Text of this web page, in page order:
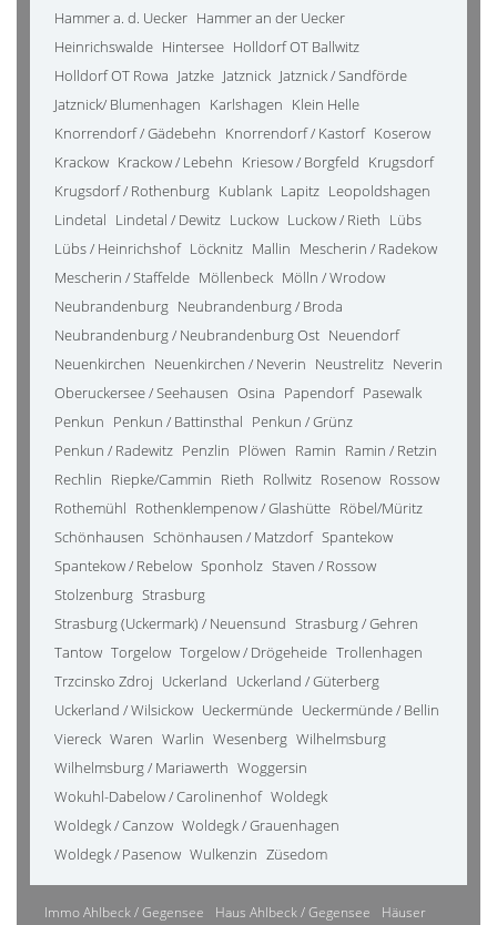
Hammer a. d. Uecker Hammer an der Uecker
Heinrichswalde Hintersee Holldorf OT Ballwitz
Holldorf OT Rowa Jatzke Jatznick Jatznick / Sandförde
Jatznick/ Blumenhagen Karlshagen Klein Helle
Knorrendorf / Gädebehn Knorrendorf / Kastorf Koserow
Krackow Krackow / Lebehn Kriesow / Borgfeld Krugsdorf
Krugsdorf / Rothenburg Kublank Lapitz Leopoldshagen
Lindetal Lindetal / Dewitz Luckow Luckow / Rieth Lübs
Lübs / Heinrichshof Löcknitz Mallin Mescherin / Radekow
Mescherin / Staffelde Möllenbeck Mölln / Wrodow
Neubrandenburg Neubrandenburg / Broda
Neubrandenburg / Neubrandenburg Ost Neuendorf
Neuenkirchen Neuenkirchen / Neverin Neustrelitz Neverin
Oberuckersee / Seehausen Osina Papendorf Pasewalk
Penkun Penkun / Battinsthal Penkun / Grünz
Penkun / Radewitz Penzlin Plöwen Ramin Ramin / Retzin
Rechlin Riepke/Cammin Rieth Rollwitz Rosenow Rossow
Rothemühl Rothenklempenow / Glashütte Röbel/Müritz
Schönhausen Schönhausen / Matzdorf Spantekow
Spantekow / Rebelow Sponholz Staven / Rossow
Stolzenburg Strasburg
Strasburg (Uckermark) / Neuensund Strasburg / Gehren
Tantow Torgelow Torgelow / Drögeheide Trollenhagen
Trzcinsko Zdroj Uckerland Uckerland / Güterberg
Uckerland / Wilsickow Ueckermünde Ueckermünde / Bellin
Viereck Waren Warlin Wesenberg Wilhelmsburg
Wilhelmsburg / Mariawerth Woggersin
Wokuhl-Dabelow / Carolinenhof Woldegk
Woldegk / Canzow Woldegk / Grauenhagen
Woldegk / Pasenow Wulkenzin Züsedom
Immo Ahlbeck / Gegensee Haus Ahlbeck / Gegensee
Häuser